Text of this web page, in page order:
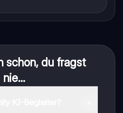
schon, du fragst
nie...